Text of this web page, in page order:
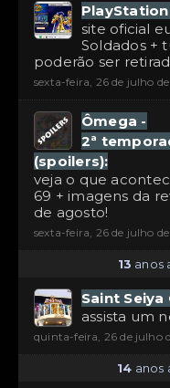
PlayStation
site oficial
Soldados +
poderão ser
sexta-feira, 26 de julho
Ômega -
2ª
(spoilers):
veja o que
69 + imagens da
de agosto!
sexta-feira, 26 de julho
13 anos
Saint Seiya
assista um
quinta-feira, 26 de julho
14 anos